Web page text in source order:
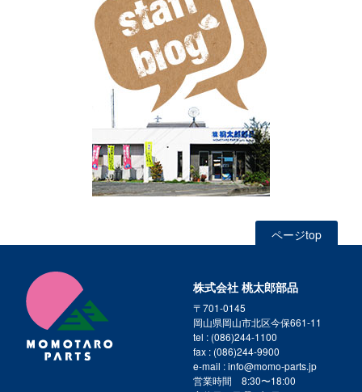
ページtop
株式会社 桃太郎部品
〒701-0145
岡山県岡山市北区今保661-11
tel : (086)244-1100
fax : (086)244-9900
e-mail : info@momo-parts.jp
営業時間 8:30〜18:00